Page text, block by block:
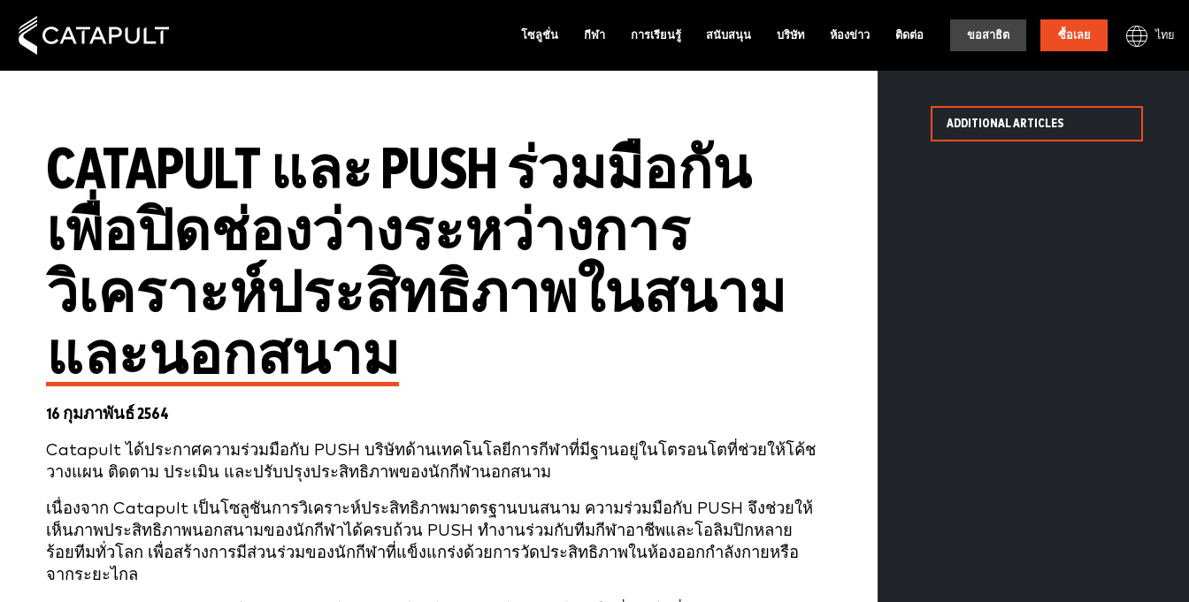
โซลูชั่น กีฬา การเรียนรู้ สนับสนุน บริษัท ห้องข่าว ติดต่อ ขอสาธิต ซื้อเลย ไทย
CATAPULT และ PUSH ร่วมมือกัน
เพื่อปิดช่องว่างระหว่างการ
วิเคราะห์ประสิทธิภาพในสนาม
และนอกสนาม
16 กุมภาพันธ์ 2564
Catapult ได้ประกาศความร่วมมือกับ PUSH บริษัทด้านเทคโนโลยีการกีฬาที่มีฐานอยู่ในโตรอนโตที่ช่วยให้โค้ช
วางแผน ติดตาม ประเมิน และปรับปรุงประสิทธิภาพของนักกีฬานอกสนาม
เนื่องจาก Catapult เป็นโซลูชันการวิเคราะห์ประสิทธิภาพมาตรฐานบนสนาม ความร่วมมือกับ PUSH จึงช่วยให้
เห็นภาพประสิทธิภาพนอกสนามของนักกีฬาได้ครบถ้วน PUSH ทำงานร่วมกับทีมกีฬาอาชีพและโอลิมปิกหลาย
ร้อยทีมทั่วโลก เพื่อสร้างการมีส่วนร่วมของนักกีฬาที่แข็งแกร่งด้วยการวัดประสิทธิภาพในห้องออกกำลังกายหรือ
จากระยะไกล
ADDITIONAL ARTICLES